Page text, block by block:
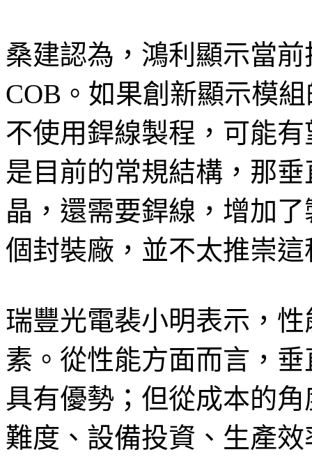
桑建認為，鴻利顯示當
COB。如果創新顯示模
不使用銲線製程，可能
是目前的常規結構，那
晶，還需要銲線，增加
個封裝廠，並不太推崇
瑞豐光電裴小明表示，
素。從性能方面而言，
具有優勢；但從成本的
難度、設備投資、生產